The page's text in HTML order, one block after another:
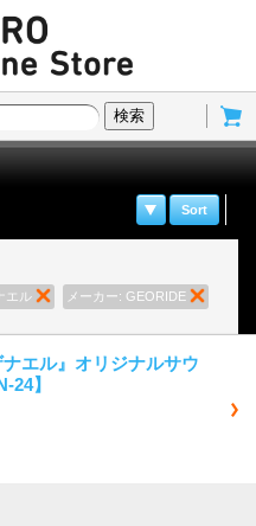
検索
Sort
エル 商品の削除
メーカー: GEORIDE
エル』オリジナルサウ
24】